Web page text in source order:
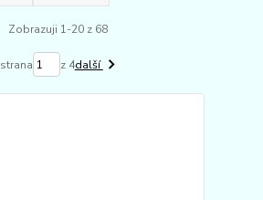
Zobrazuji 1-20 z 68
strana z 4další